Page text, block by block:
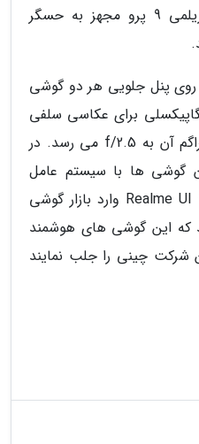
گردد. به نظر می رسد که ریلمی 9 پرو مجهز به حسگر
پنل جلویی هر دو گوشی
ریلمی یک لنز 16 مگاپیکسلی برای عکاسی سلفی
تعبیه شده که گگرددگی دیافراگم آن به f/2.5 می رسد. در
گوشی ها با سیستم عامل
اندروید 12 و رابط کاربری Realme UI 3.0 وارد بازار گوشی
که این گوشی های هوشمند
شرکت چینی را جلب نمایند